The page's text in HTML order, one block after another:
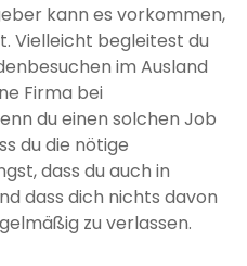
kann es vorkommen,
Vielleicht begleitest du
im Ausland
Firma bei
du einen solchen Job
du die nötige
dass du auch in
dass dich nichts davon
zu verlassen.